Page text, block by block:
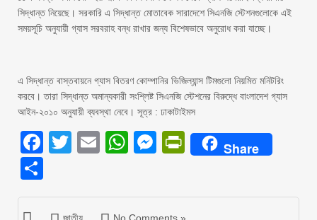
সিদ্ধান্ত নিয়েছে। সরকারি এ সিদ্ধান্ত মোতাবেক সারাদেশে সিএনজি স্টেশনগুলোকে এই
সময়সূচি অনুযায়ী গ্যাস সরবরাহ বন্ধ রাখার জন্য বিশেষভাবে অনুরোধ করা যাচ্ছে।
এ সিদ্ধান্ত বাস্তবায়নে গ্যাস বিতরণ কোম্পানির ভিজিল্যান্স টিমগুলো নিয়মিত মনিটরিং
করবে। তারা সিদ্ধান্ত অমান্যকারী সংশ্লিষ্ট সিএনজি স্টেশনের বিরুদ্ধে বাংলাদেশ গ্যাস
আইন-২০১০ অনুযায়ী ব্যবস্থা নেবে। সূত্র : ঢাকাটাইমস
Facebook
Twitter
EmailWhatsApp
Messenger
PrintFriendly
Share